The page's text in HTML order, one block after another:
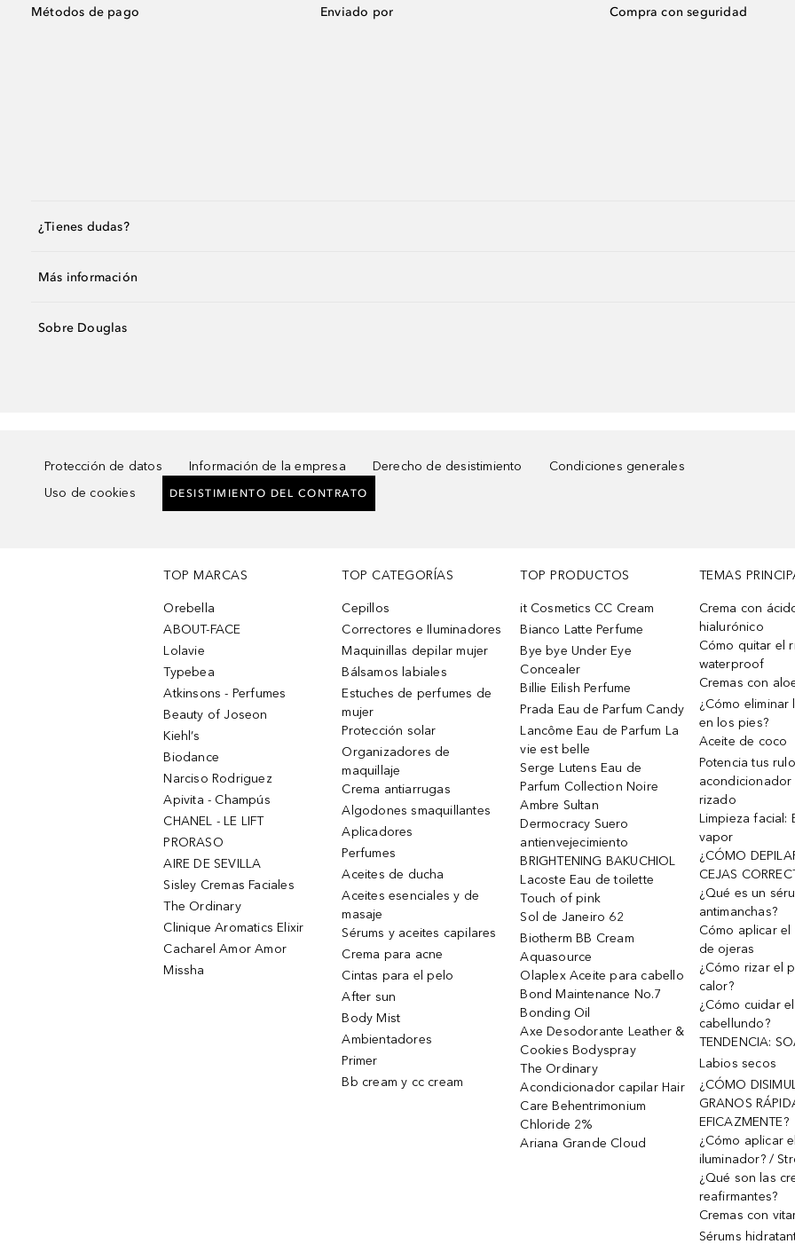
Métodos de pago Enviado por Compra con seguridad
¿Tienes dudas?
Más información
Sobre Douglas
Protección de datos Información de la empresa Derecho de desistimiento
Condiciones generales
Uso de cookies
DESISTIMIENTO DEL CONTRATO
TOP MARCAS
Orebella
ABOUT-FACE
Lolavie
Typebea
Atkinsons - Perfumes
Beauty of Joseon
Kiehl’s
Biodance
Narciso Rodriguez
Apivita - Champús
CHANEL - LE LIFT
PRORASO
AIRE DE SEVILLA
Sisley Cremas Faciales
The Ordinary
Clinique Aromatics Elixir
Cacharel Amor Amor
Missha
TOP CATEGORÍAS
Cepillos
Correctores e Iluminadores
Maquinillas depilar mujer
Bálsamos labiales
Estuches de perfumes de
mujer
Protección solar
Organizadores de
maquillaje
Crema antiarrugas
Algodones smaquillantes
Aplicadores
Perfumes
Aceites de ducha
Aceites esenciales y de
masaje
Sérums y aceites capilares
Crema para acne
Cintas para el pelo
After sun
Body Mist
Ambientadores
Primer
Bb cream y cc cream
TOP PRODUCTOS
it Cosmetics CC Cream
Bianco Latte Perfume
Bye bye Under Eye
Concealer
Billie Eilish Perfume
Prada Eau de Parfum Candy
Lancôme Eau de Parfum La
vie est belle
Serge Lutens Eau de
Parfum Collection Noire
Ambre Sultan
Dermocracy Suero
antienvejecimiento
BRIGHTENING BAKUCHIOL
Lacoste Eau de toilette
Touch of pink
Sol de Janeiro 62
Biotherm BB Cream
Aquasource
Olaplex Aceite para cabello
Bond Maintenance No.7
Bonding Oil
Axe Desodorante Leather &
Cookies Bodyspray
The Ordinary
Acondicionador capilar Hair
Care Behentrimonium
Chloride 2%
Ariana Grande Cloud
TEMAS
Crema con
hialurónico
Cómo quitar el
waterproof
Cremas con
¿Cómo eliminar
en los pies?
Aceite de coco
Potencia tus
rizado
Limpieza facial:
vapor
¿CÓMO
CEJAS
¿Qué es un
antimanchas?
Cómo aplicar
de ojeras
¿Cómo rizar el
calor?
¿Cómo cuidar
cabellundo?
TENDENCIA:
Labios secos
¿CÓMO
GRANOS
EFICAZMENTE?
¿Cómo aplicar el
iluminador? /
¿Qué son las
reafirmantes?
Cremas con
Sérums